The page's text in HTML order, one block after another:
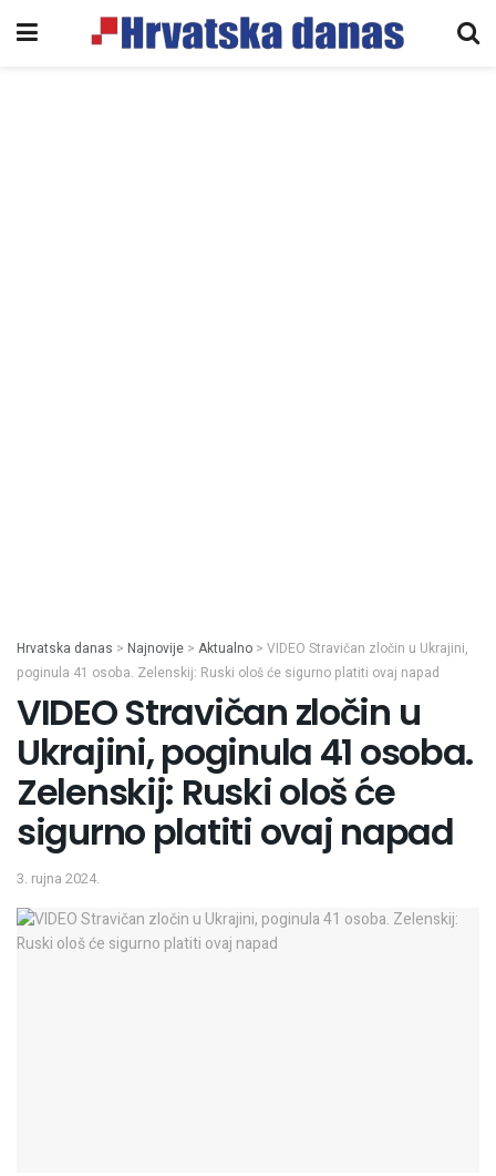
Hrvatska danas > Najnovije > Aktualno > VIDEO Stravičan zločin u Ukrajini,
poginula 41 osoba. Zelenskij: Ruski ološ će sigurno platiti ovaj napad
VIDEO Stravičan zločin u
Ukrajini, poginula 41 osoba.
Zelenskij: Ruski ološ će
sigurno platiti ovaj napad
3. rujna 2024.